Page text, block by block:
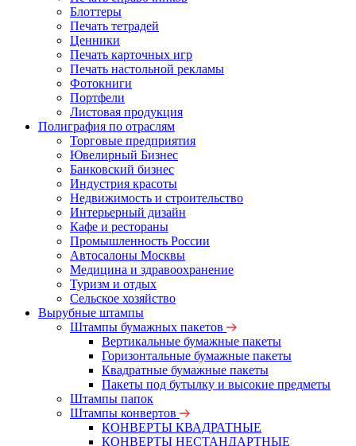
Блоттеры
Печать тетрадей
Ценники
Печать карточных игр
Печать настольной рекламы
Фотокниги
Портфели
Листовая продукция
Полиграфия по отраслям
Торговые предприятия
Ювелирный Бизнес
Банковский бизнес
Индустрия красоты
Недвижимость и строительство
Интерьерный дизайн
Кафе и рестораны
Промышленность России
Автосалоны Москвы
Медицина и здравоохранение
Туризм и отдых
Сельское хозяйство
Вырубные штампы
Штампы бумажных пакетов
Вертикальные бумажные пакеты
Горизонтальные бумажные пакеты
Квадратные бумажные пакеты
Пакеты под бутылку и высокие предметы
Штампы папок
Штампы конвертов
КОНВЕРТЫ КВАДРАТНЫЕ
КОНВЕРТЫ НЕСТАНДАРТНЫЕ